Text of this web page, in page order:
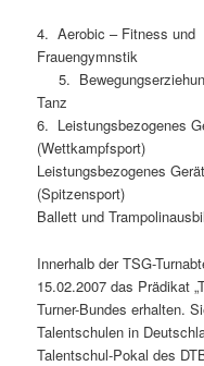
4. Aerobic – Fitness und
5.
6. Leistungsbezogenes
Leistungsbezogenes
Ballett und
Innerhalb der TSG-
15.02.2007 das Prädikat
Turner-Bundes erhalten.
Talentschulen in
Talentschul-Pokal des